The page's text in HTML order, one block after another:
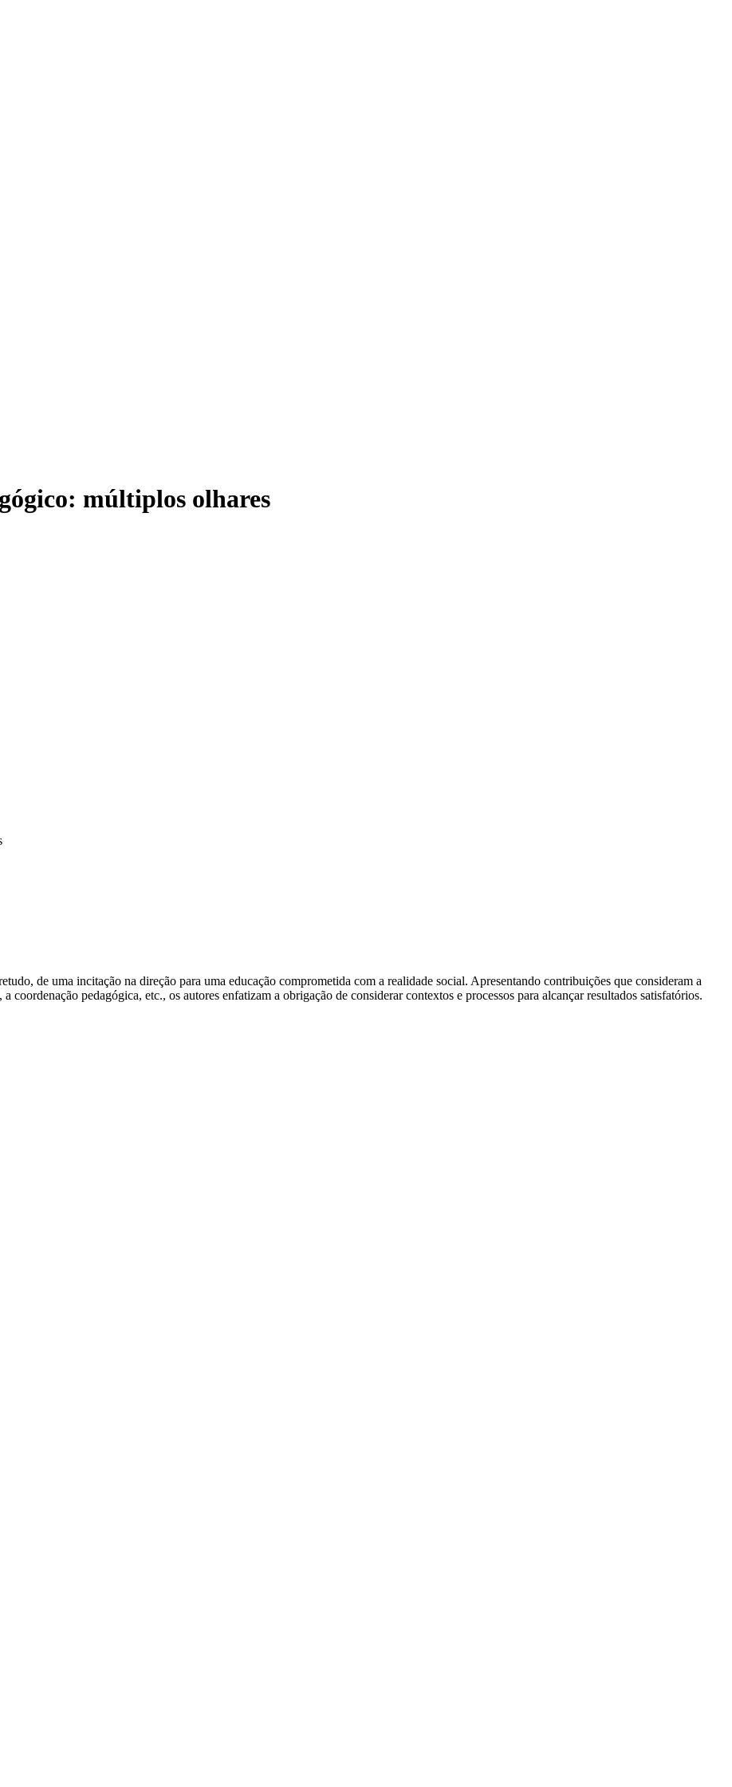
múltiplos olhares
de uma incitação na direção para uma educação comprometida com a realidade social. Apresentando contribuições que consideram a
coordenação pedagógica, etc., os autores enfatizam a obrigação de considerar contextos e processos para alcançar resultados satisfatórios.